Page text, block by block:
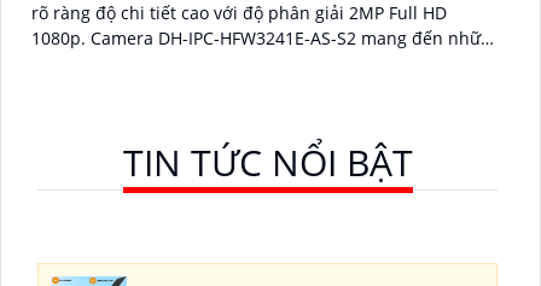
rõ ràng độ chi tiết cao với độ phân giải 2MP Full HD
1080p. Camera DH-IPC-HFW3241E-AS-S2 mang đến những
TIN TỨC NỔI BẬT